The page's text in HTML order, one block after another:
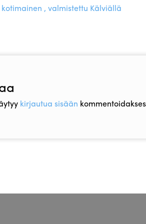
, valmistettu Kälviällä
kirjautua sisään